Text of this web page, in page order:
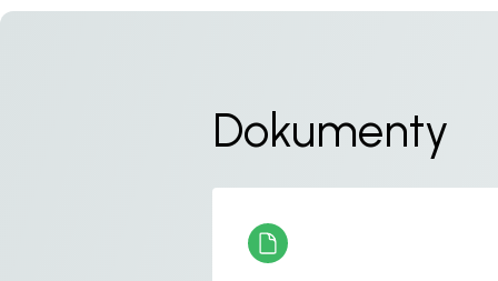
Dokumenty